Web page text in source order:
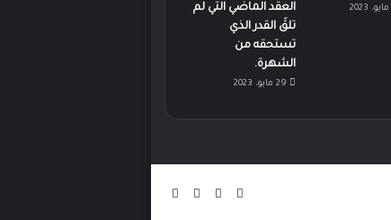
العقد الماضي التي لم
تلقَ القدر الذي
تستحقه من
الشهرة.
29 مايو، 2023
فيسبوك ‫YouTube